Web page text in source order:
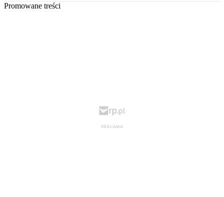
Promowane treści